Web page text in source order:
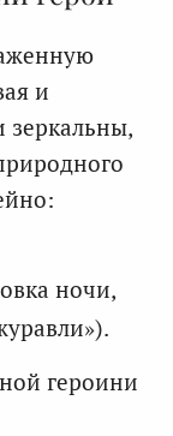
и
зеркальны,
ночи,
героини